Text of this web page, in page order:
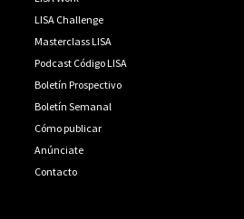
LISA Challenge
Masterclass LISA
Podcast Código LISA
Boletín Prospectivo
Boletín Semanal
Cómo publicar
Anúnciate
Contacto